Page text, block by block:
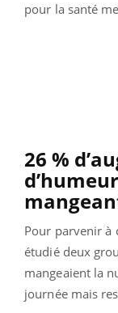
pour la santé
26 %
Pour parvenir à
étudié deux
mangeaient la
journée mais